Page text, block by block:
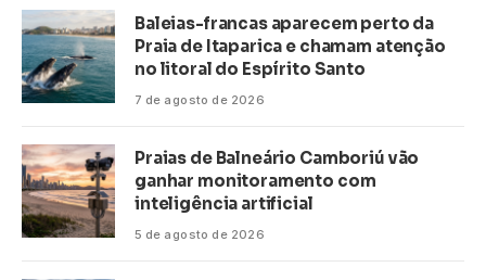
Baleias-francas aparecem perto da
Praia de Itaparica e chamam atenção
no litoral do Espírito Santo
7 de agosto de 2026
Praias de Balneário Camboriú vão
ganhar monitoramento com
inteligência artificial
5 de agosto de 2026